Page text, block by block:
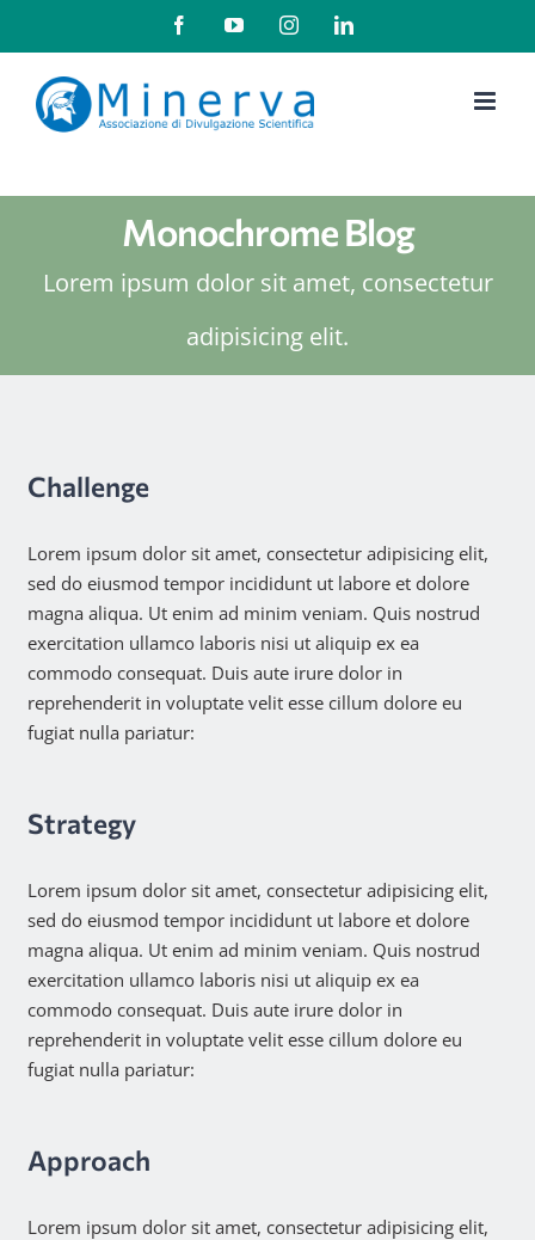
contenuto
FacebookYouTubeInstagramLinkedIn
Monochrome Blog
Lorem ipsum dolor sit amet, consectetur
adipisicing elit.
Challenge
Lorem ipsum dolor sit amet, consectetur adipisicing elit,
sed do eiusmod tempor incididunt ut labore et dolore
magna aliqua. Ut enim ad minim veniam. Quis nostrud
exercitation ullamco laboris nisi ut aliquip ex ea
commodo consequat. Duis aute irure dolor in
reprehenderit in voluptate velit esse cillum dolore eu
fugiat nulla pariatur:
Strategy
Lorem ipsum dolor sit amet, consectetur adipisicing elit,
sed do eiusmod tempor incididunt ut labore et dolore
magna aliqua. Ut enim ad minim veniam. Quis nostrud
exercitation ullamco laboris nisi ut aliquip ex ea
commodo consequat. Duis aute irure dolor in
reprehenderit in voluptate velit esse cillum dolore eu
fugiat nulla pariatur:
Approach
Lorem ipsum dolor sit amet, consectetur adipisicing elit,